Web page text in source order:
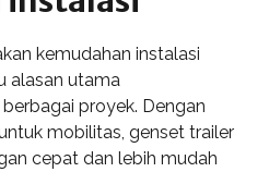
kemudahan instalasi
alasan utama
proyek. Dengan
mobilitas, genset trailer
cepat dan lebih mudah